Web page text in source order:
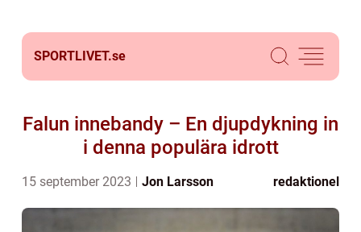
SPORTLIVET.se
Falun innebandy – En djupdykning in
i denna populära idrott
15 september 2023 Jon Larsson redaktionel